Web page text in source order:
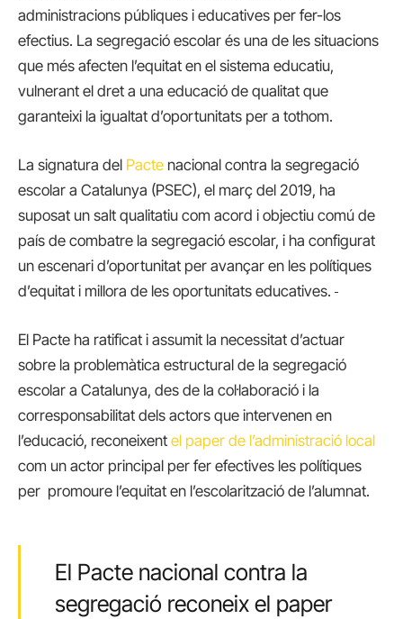
administracions públiques i educatives per fer-los
efectius. La segregació escolar és una de les situacions
que més afecten l’equitat en el sistema educatiu,
vulnerant el dret a una educació de qualitat que
garanteixi la igualtat d’oportunitats per a tothom.
La signatura del Pacte nacional contra la segregació
escolar a Catalunya (PSEC), el març del 2019, ha
suposat un salt qualitatiu com acord i objectiu comú de
país de combatre la segregació escolar, i ha configurat
un escenari d’oportunitat per avançar en les polítiques
d’equitat i millora de les oportunitats educatives.
El Pacte ha ratificat i assumit la necessitat d’actuar
sobre la problemàtica estructural de la segregació
escolar a Catalunya, des de la col·laboració i la
corresponsabilitat dels actors que intervenen en
l’educació, reconeixent el paper de l’administració local
com un actor principal per fer efectives les polítiques
per promoure l’equitat en l’escolarització de l’alumnat.
El Pacte nacional contra la
segregació reconeix el paper